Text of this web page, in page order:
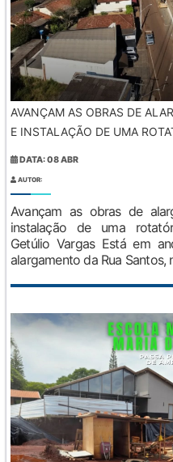
AVANÇAM AS OBRAS DE
E INSTALAÇÃO DE UMA
DATA: 08 ABR
AUTOR:
Avançam as obras de
instalação de uma
Getúlio Vargas Está em
alargamento da Rua Santos,